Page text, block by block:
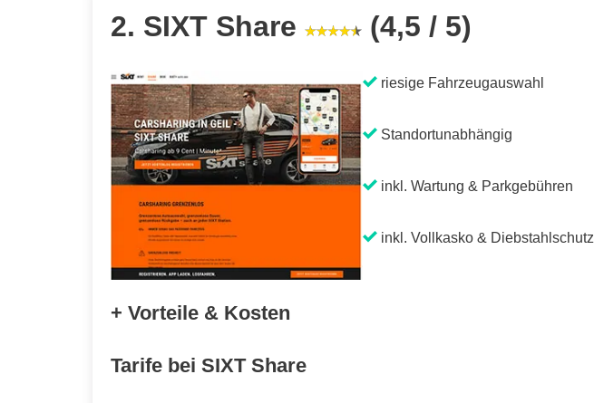
2. SIXT Share (4,5 / 5)
riesige Fahrzeugauswahl
Standortunabhängig
inkl. Wartung & Parkgebühren
inkl. Vollkasko & Diebstahlschutz
+ Vorteile & Kosten
Tarife bei SIXT Share